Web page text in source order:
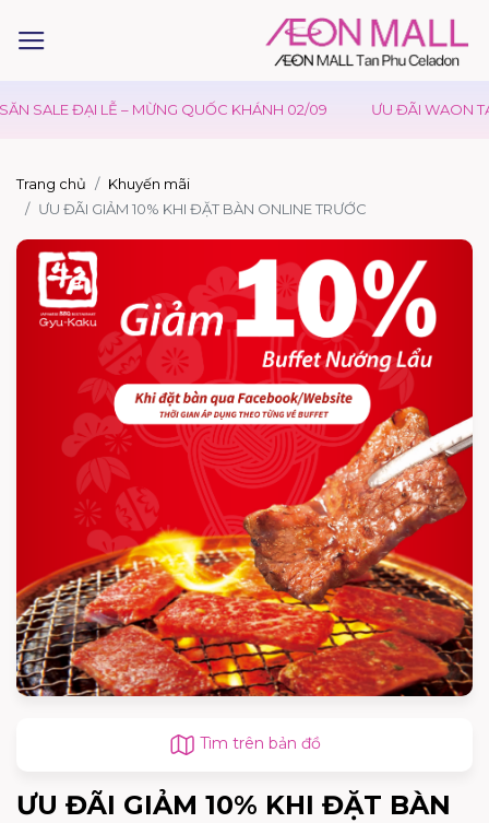
SALE ĐẠI LỄ – MỪNG QUỐC KHÁNH 02/09 ƯU ĐÃI WAON TẠI
Trang chủ
Khuyến mãi
ƯU ĐÃI GIẢM 10% KHI ĐẶT BÀN ONLINE TRƯỚC
Tìm trên bản đồ
ƯU ĐÃI GIẢM 10% KHI ĐẶT BÀN